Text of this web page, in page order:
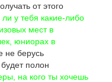
от этого
ли у тебя какие-либо
мест в
юниорах в
не берусь
полон
на кого ты хочешь